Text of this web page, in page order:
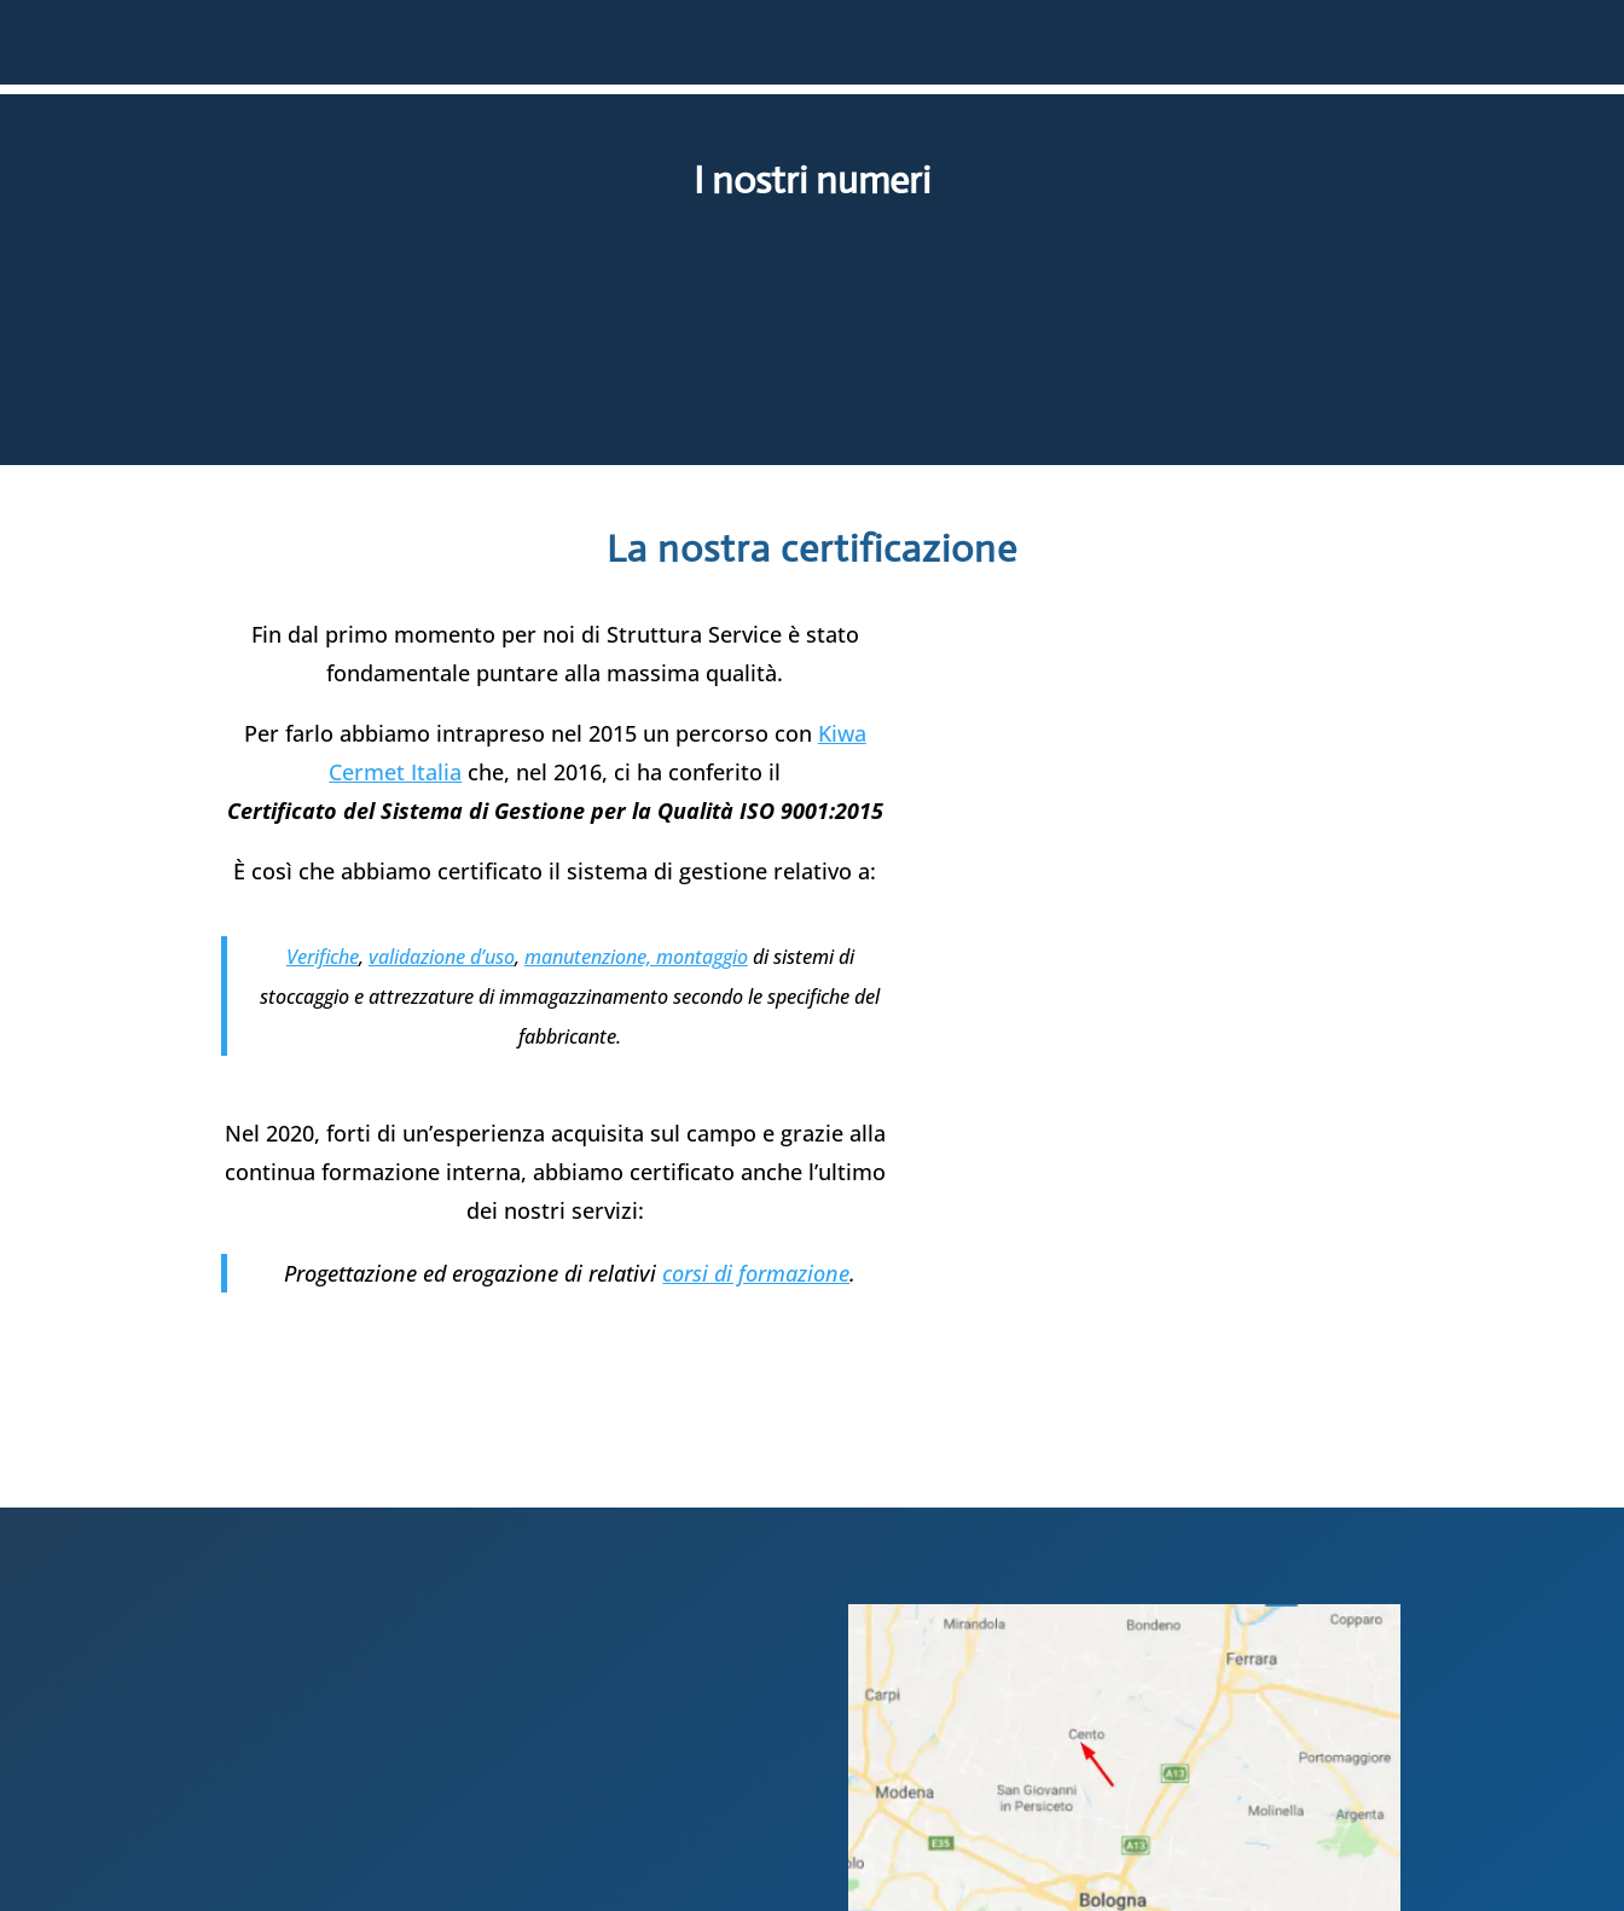
I nostri numeri
La nostra certificazione
Fin dal primo momento per noi di Struttura Service è stato
fondamentale puntare alla massima qualità.
Per farlo abbiamo intrapreso nel 2015 un percorso con Kiwa
Cermet Italia che, nel 2016, ci ha conferito il
Certificato del Sistema di Gestione per la Qualità ISO 9001:2015
È così che abbiamo certificato il sistema di gestione relativo a:
Verifiche, validazione d’uso, manutenzione, montaggiodi sistemi di
stoccaggio e attrezzature di immagazzinamento secondo le specifiche del
fabbricante.
Nel 2020, forti di un’esperienza acquisita sul campo e grazie alla
continua formazione interna, abbiamo certificato anche l’ultimo
dei nostri servizi:
Progettazione ed erogazione di relativicorsi di formazione.